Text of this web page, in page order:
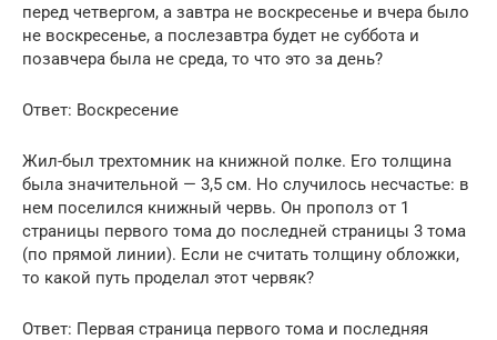
перед четвергом, а завтра не воскресенье и вчера было
не воскресенье, а послезавтра будет не суббота и
позавчера была не среда, то что это за день?
Ответ: Воскресение
Жил-был трехтомник на книжной полке. Его толщина
была значительной — 3,5 см. Но случилось несчастье: в
нем поселился книжный червь. Он прополз от 1
страницы первого тома до последней страницы 3 тома
(по прямой линии). Если не считать толщину обложки,
то какой путь проделал этот червяк?
Ответ: Первая страница первого тома и последняя